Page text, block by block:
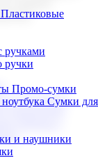
Пластиковые
ручками
ручки
Промо-сумки
Сумки для
и наушники
найдете